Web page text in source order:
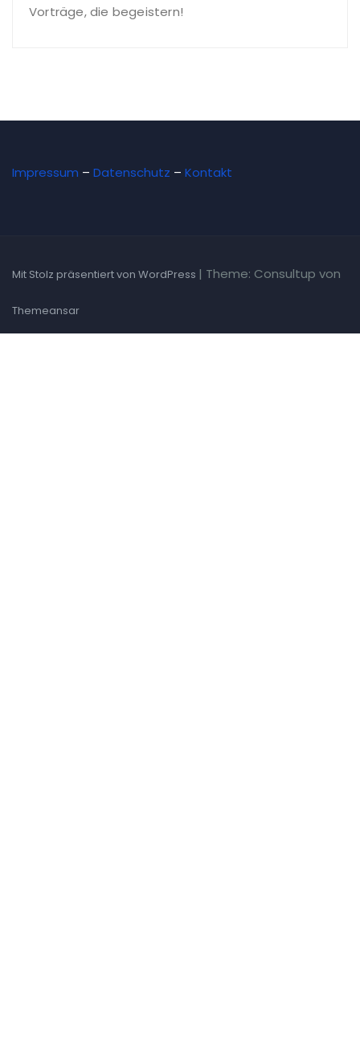
Vorträge, die begeistern!
Impressum – Datenschutz – Kontakt
Mit Stolz präsentiert von WordPress | Theme: Consultup von
Themeansar